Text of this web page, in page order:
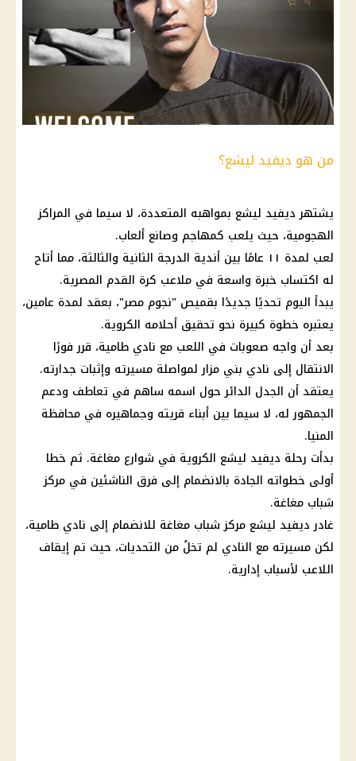
من هو ديفيد ليشع؟
يشتهر ديفيد ليشع بمواهبه المتعددة، لا سيما في المراكز
الهجومية، حيث يلعب كمهاجم وصانع ألعاب.
لعب لمدة ١١ عامًا بين أندية الدرجة الثانية والثالثة، مما أتاح
له اكتساب خبرة واسعة في ملاعب كرة القدم المصرية.
يبدأ اليوم تحديًا جديدًا بقميص "نجوم مصر"، بعقد لمدة عامين،
يعتبره خطوة كبيرة نحو تحقيق أحلامه الكروية.
بعد أن واجه صعوبات في اللعب مع نادي طامية، قرر فورًا
الانتقال إلى نادي بني مزار لمواصلة مسيرته وإثبات جدارته.
يعتقد أن الجدل الدائر حول اسمه ساهم في تعاطف ودعم
الجمهور له، لا سيما بين أبناء قريته وجماهيره في محافظة
المنيا.
بدأت رحلة ديفيد ليشع الكروية في شوارع مغاغة. ثم خطا
أولى خطواته الجادة بالانضمام إلى فرق الناشئين في مركز
شباب مغاغة.
غادر ديفيد ليشع مركز شباب مغاغة للانضمام إلى نادي طامية،
لكن مسيرته مع النادي لم تخلُ من التحديات، حيث تم إيقاف
اللاعب لأسباب إدارية.